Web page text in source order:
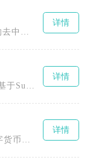
Botto币是一种基于以太坊区块链的去中心化数字货币，由一群区块链技术爱好者、艺术创作者以
详情
详情
详情